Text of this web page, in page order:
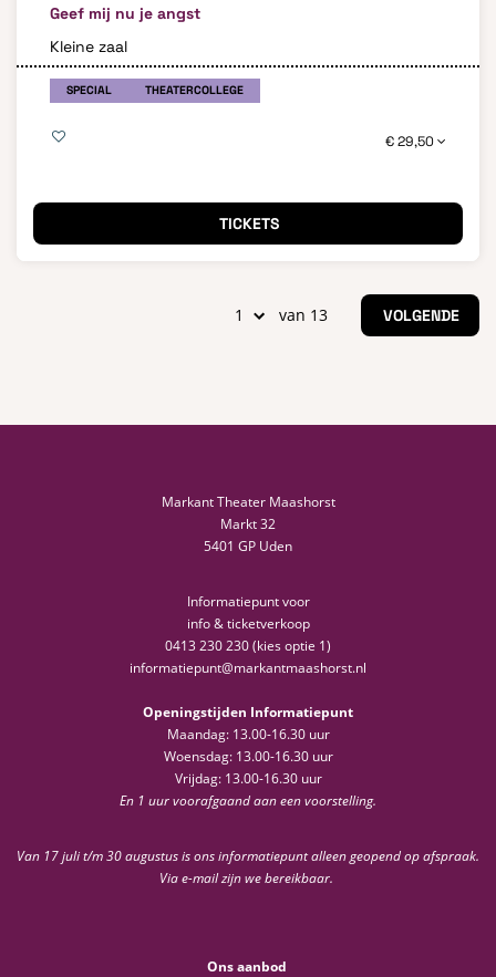
Geef mij nu je angst
Kleine zaal
SPECIAL THEATERCOLLEGE
€ 29,50
TICKETS
van 13 VOLGENDE
Markant Theater Maashorst
Markt 32
5401 GP Uden
Informatiepunt voor
info & ticketverkoop
0413 230 230 (kies optie 1)
informatiepunt@markantmaashorst.nl
Openingstijden Informatiepunt
Maandag: 13.00-16.30 uur
Woensdag: 13.00-16.30 uur
Vrijdag: 13.00-16.30 uur
En 1 uur voorafgaand aan een voorstelling.
Van 17 juli t/m 30 augustus is ons informatiepunt alleen geopend op afspraak.
Via e-mail zijn we bereikbaar.
Ons aanbod